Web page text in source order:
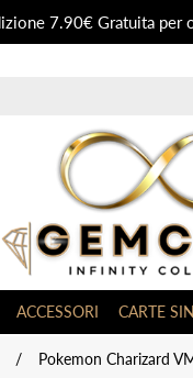
7.90€ Gratuita per
ACCESSORI CARTE
/ Pokemon Charizard